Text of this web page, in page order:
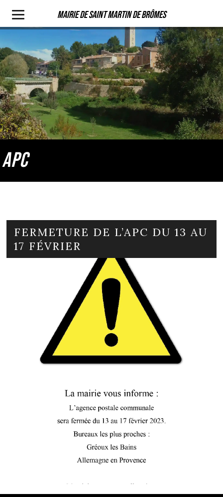
Mairie de Saint Martin de Brômes
APC
FERMETURE DE L’APC DU 13 AU
17 FÉVRIER